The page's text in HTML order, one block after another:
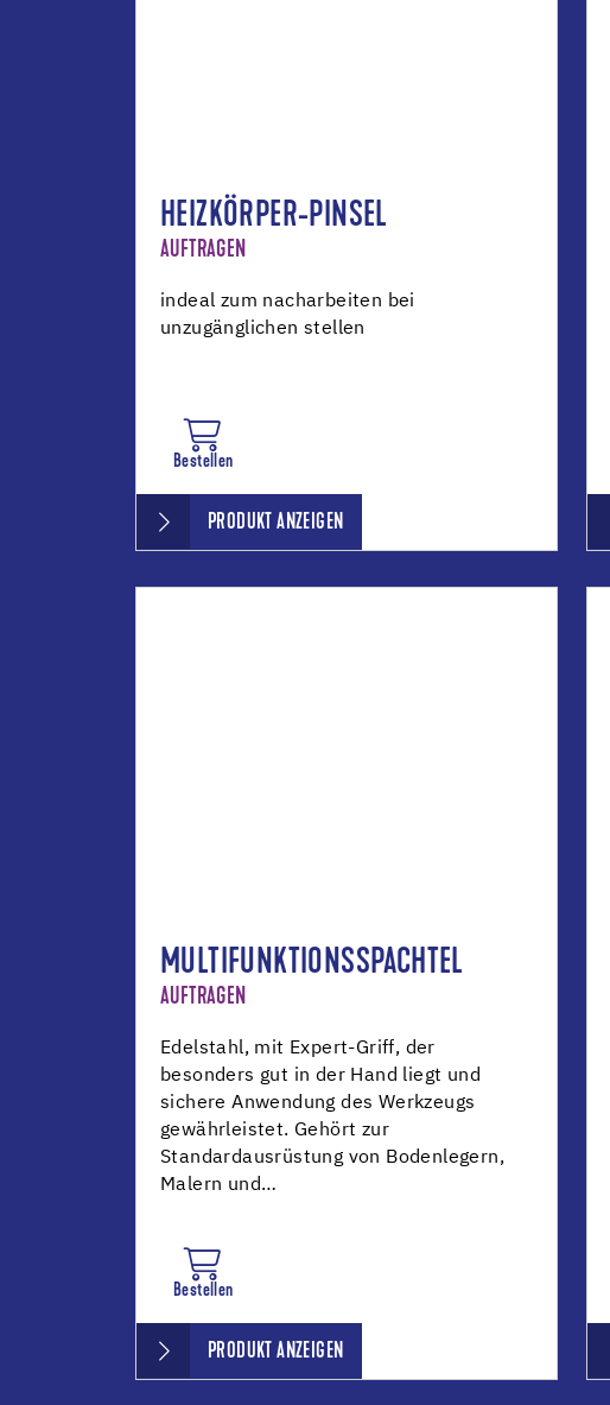
HEIZKÖRPER-PINSEL
AUFTRAGEN
indeal zum nacharbeiten bei
unzugänglichen stellen
Bestellen
PRODUKT ANZEIGEN
MULTIFUNKTIONSSPACHTEL
AUFTRAGEN
Edelstahl, mit Expert-Griff, der
besonders gut in der Hand liegt und
sichere Anwendung des Werkzeugs
gewährleistet. Gehört zur
Standardausrüstung von Bodenlegern,
Malern und…
Bestellen
PRODUKT ANZEIGEN